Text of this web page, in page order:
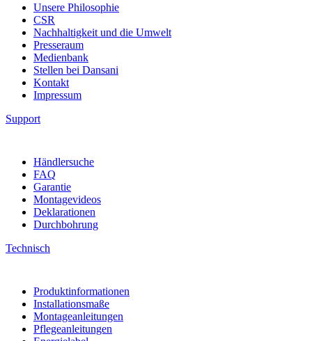
Unsere Philosophie
CSR
Nachhaltigkeit und die Umwelt
Presseraum
Medienbank
Stellen bei Dansani
Kontakt
Impressum
Support
Händlersuche
FAQ
Garantie
Montagevideos
Deklarationen
Durchbohrung
Technisch
Produktinformationen
Installationsmaße
Montageanleitungen
Pflegeanleitungen